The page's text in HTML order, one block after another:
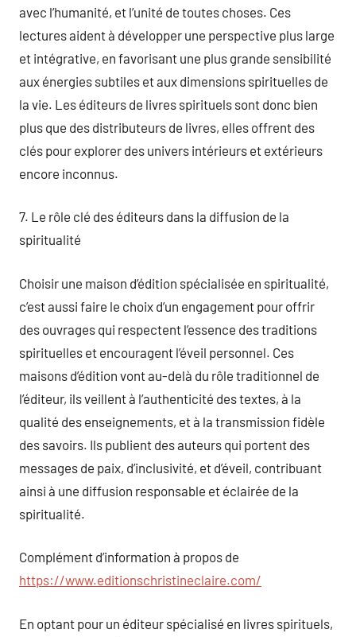
avec l’humanité, et l’unité de toutes choses. Ces
lectures aident à développer une perspective plus large
et intégrative, en favorisant une plus grande sensibilité
aux énergies subtiles et aux dimensions spirituelles de
la vie. Les éditeurs de livres spirituels sont donc bien
plus que des distributeurs de livres, elles offrent des
clés pour explorer des univers intérieurs et extérieurs
encore inconnus.
7. Le rôle clé des éditeurs dans la diffusion de la
spiritualité
Choisir une maison d’édition spécialisée en spiritualité,
c’est aussi faire le choix d’un engagement pour offrir
des ouvrages qui respectent l’essence des traditions
spirituelles et encouragent l’éveil personnel. Ces
maisons d’édition vont au-delà du rôle traditionnel de
l’éditeur, ils veillent à l’authenticité des textes, à la
qualité des enseignements, et à la transmission fidèle
des savoirs. Ils publient des auteurs qui portent des
messages de paix, d’inclusivité, et d’éveil, contribuant
ainsi à une diffusion responsable et éclairée de la
spiritualité.
Complément d’information à propos de
https://www.editionschristineclaire.com/
En optant pour un éditeur spécialisé en livres spirituels,